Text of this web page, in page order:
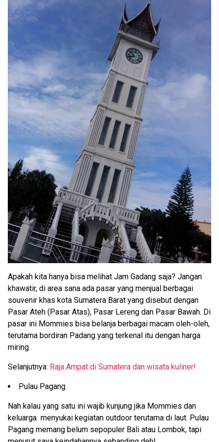
Apakah kita hanya bisa melihat Jam Gadang saja? Jangan
khawatir, di area sana ada pasar yang menjual berbagai
souvenir khas kota Sumatera Barat yang disebut dengan
Pasar Ateh (Pasar Atas), Pasar Lereng dan Pasar Bawah. Di
pasar ini Mommies bisa belanja berbagai macam oleh-oleh,
terutama bordiran Padang yang terkenal itu dengan harga
miring.
Selanjutnya: Raja Ampat di Sumatera dan wisata kuliner!
Pulau Pagang
Nah kalau yang satu ini wajib kunjung jika Mommies dan
keluarga menyukai kegiatan outdoor terutama di laut. Pulau
Pagang memang belum sepopuler Bali atau Lombok, tapi